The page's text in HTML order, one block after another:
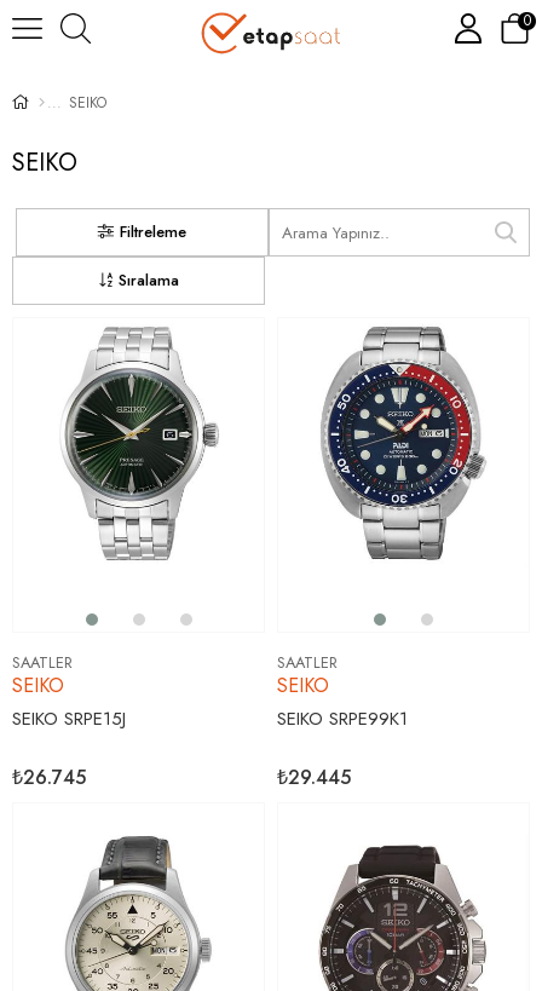
0
SEIKO
SEIKO
Filtreleme
Sıralama
SAATLER
SEIKO
SEIKO SRPE15J
₺26.745
SAATLER
SEIKO
SEIKO SRPE99K1
₺29.445